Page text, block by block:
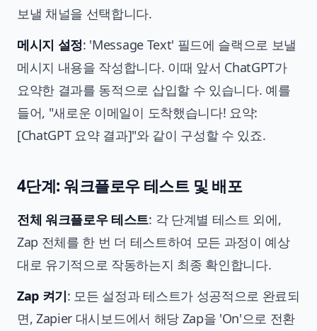
보낼 채널을 선택합니다.
메시지 설정: 'Message Text' 필드에 슬랙으로 보낼
메시지 내용을 작성합니다. 이때 앞서 ChatGPT가
요약한 결과를 동적으로 삽입할 수 있습니다. 예를
들어, "새로운 이메일이 도착했습니다! 요약:
[ChatGPT 요약 결과]"와 같이 구성할 수 있죠.
4단계: 워크플로우 테스트 및 배포
전체 워크플로우 테스트: 각 단계별 테스트 외에,
Zap 전체를 한 번 더 테스트하여 모든 과정이 예상
대로 유기적으로 작동하는지 최종 확인합니다.
Zap 켜기: 모든 설정과 테스트가 성공적으로 완료되
면, Zapier 대시보드에서 해당 Zap을 'On'으로 전환